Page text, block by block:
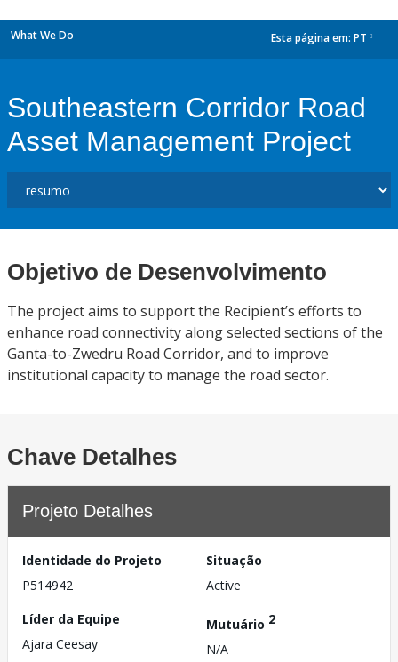
What We Do Esta página em: PT
Southeastern Corridor Road
Asset Management Project
Objetivo de Desenvolvimento
The project aims to support the Recipient’s efforts to
enhance road connectivity along selected sections of the
Ganta-to-Zwedru Road Corridor, and to improve
institutional capacity to manage the road sector.
Chave Detalhes
Projeto Detalhes
Identidade do Projeto
P514942
Situação
Active
Líder da Equipe
Ajara Ceesay
Mutuário 2
N/A